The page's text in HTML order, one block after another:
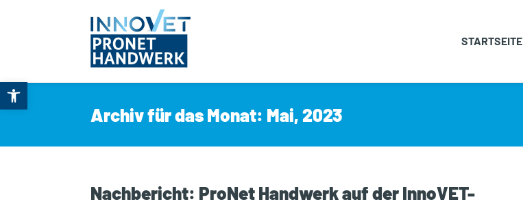
Open toolbar
STARTSEITE
Archiv für das Monat: Mai, 2023
Nachbericht: ProNet Handwerk auf der InnoVET-